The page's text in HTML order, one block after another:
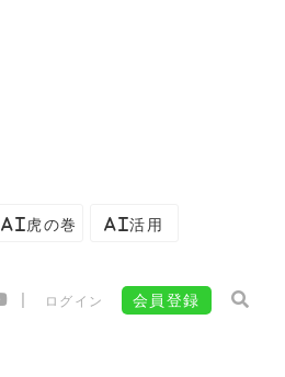
AI虎の巻 AI活用
ログイン 会員登録